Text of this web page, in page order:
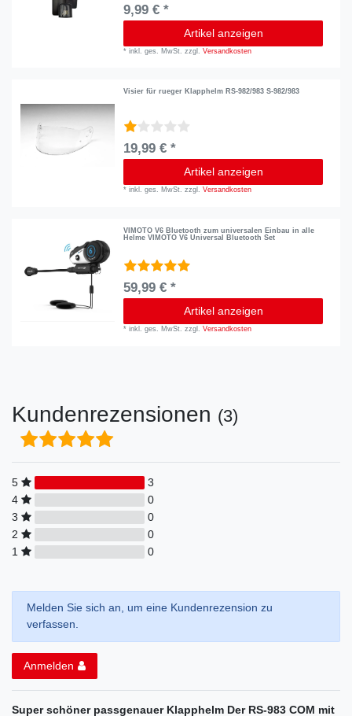
9,99 € *
Artikel anzeigen
*inkl. ges. MwSt. zzgl.Versandkosten
Visier für rueger Klapphelm RS-982/983 S-982/983
19,99 € *
Artikel anzeigen
*inkl. ges. MwSt. zzgl.Versandkosten
VIMOTO V6 Bluetooth zum universalen Einbau in alle
Helme VIMOTO V6 Universal Bluetooth Set
59,99 € *
Artikel anzeigen
*inkl. ges. MwSt. zzgl.Versandkosten
Kundenrezensionen (3)
5
3
4
0
3
0
2
0
1
0
Melden Sie sich an, um eine Kundenrezension zu
verfassen.
Anmelden
Super schöner passgenauer Klapphelm Der RS-983 COM mit